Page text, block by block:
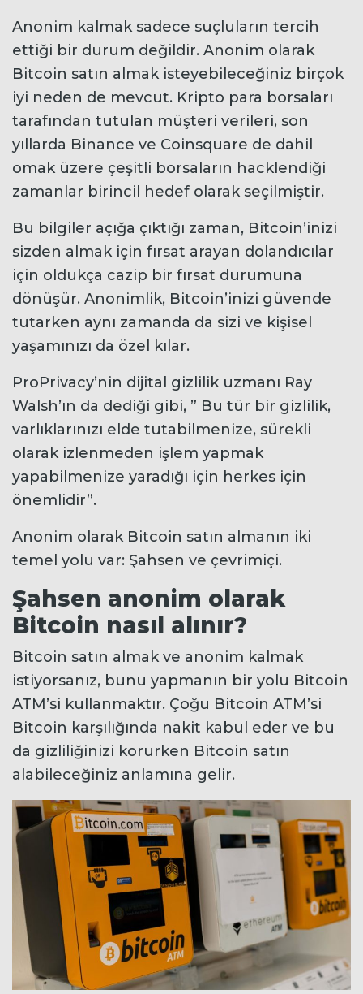
Anonim kalmak sadece suçluların tercih
ettiği bir durum değildir. Anonim olarak
Bitcoin satın almak isteyebileceğiniz birçok
iyi neden de mevcut. Kripto para borsaları
tarafından tutulan müşteri verileri, son
yıllarda Binance ve Coinsquare de dahil
omak üzere çeşitli borsaların hacklendiği
zamanlar birincil hedef olarak seçilmiştir.
Bu bilgiler açığa çıktığı zaman, Bitcoin’inizi
sizden almak için fırsat arayan dolandıcılar
için oldukça cazip bir fırsat durumuna
dönüşür. Anonimlik, Bitcoin’inizi güvende
tutarken aynı zamanda da sizi ve kişisel
yaşamınızı da özel kılar.
ProPrivacy’nin dijital gizlilik uzmanı Ray
Walsh’ın da dediği gibi, ” Bu tür bir gizlilik,
varlıklarınızı elde tutabilmenize, sürekli
olarak izlenmeden işlem yapmak
yapabilmenize yaradığı için herkes için
önemlidir”.
Anonim olarak Bitcoin satın almanın iki
temel yolu var: Şahsen ve çevrimiçi.
Şahsen anonim olarak
Bitcoin nasıl alınır?
Bitcoin satın almak ve anonim kalmak
istiyorsanız, bunu yapmanın bir yolu Bitcoin
ATM’si kullanmaktır. Çoğu Bitcoin ATM’si
Bitcoin karşılığında nakit kabul eder ve bu
da gizliliğinizi korurken Bitcoin satın
alabileceğiniz anlamına gelir.